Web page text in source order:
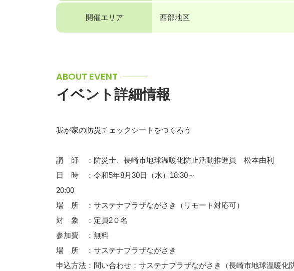
開催エリア 西部地区
ABOUT EVENT
イベント詳細情報
我が家の防災チェックシートをつくろう
講 師 ：防災士、長崎市地球温暖化防止活動推進員 松本由利
日 時 ：令和5年8月30日（水）18:30～
場 所 ：サステナプラザながさき（リモート対応可）
対 象 ：定員2０名
参加費 ：無料
場 所 ：サステナプラザながさき
申込方法：問い合わせ：サステナプラザながさき（長崎市地球温暖化